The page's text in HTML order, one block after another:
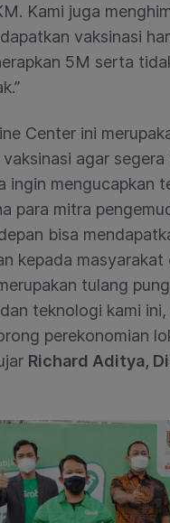
Kami juga
vaksinasi
5M serta
Center ini
agar
ingin mengucapkan
para mitra
bisa
kepada
tulang
teknologi kami
perekonomian
Richard Aditya,